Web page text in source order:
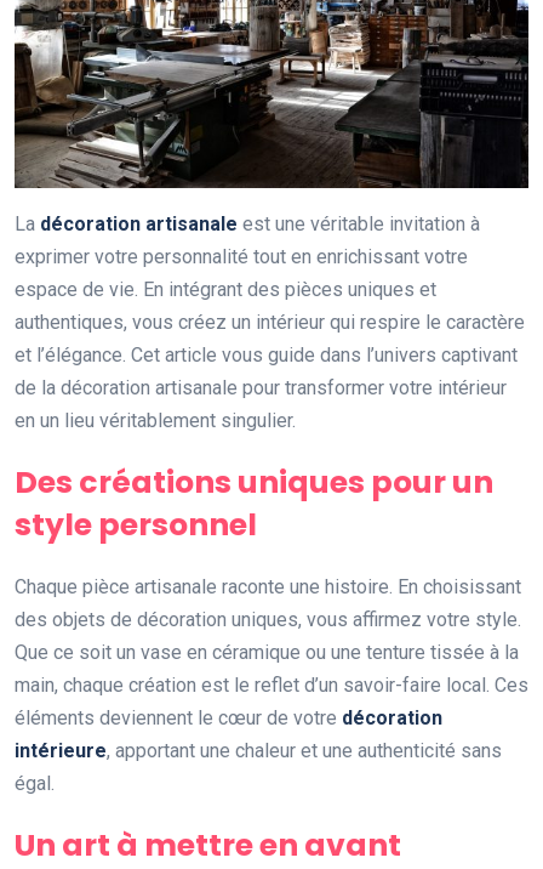
La décoration artisanale est une véritable invitation à
exprimer votre personnalité tout en enrichissant votre
espace de vie. En intégrant des pièces uniques et
authentiques, vous créez un intérieur qui respire le caractère
et l’élégance. Cet article vous guide dans l’univers captivant
de la décoration artisanale pour transformer votre intérieur
en un lieu véritablement singulier.
Des créations uniques pour un
style personnel
Chaque pièce artisanale raconte une histoire. En choisissant
des objets de décoration uniques, vous affirmez votre style.
Que ce soit un vase en céramique ou une tenture tissée à la
main, chaque création est le reflet d’un savoir-faire local. Ces
éléments deviennent le cœur de votre décoration
intérieure, apportant une chaleur et une authenticité sans
égal.
Un art à mettre en avant